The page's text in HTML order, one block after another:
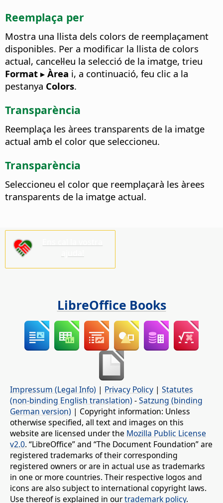
Reemplaça per
Mostra una llista dels colors de reemplaçament
disponibles. Per a modificar la llista de colors
actual, cancel·leu la selecció de la imatge, trieu
Format ▸ Àrea i, a continuació, feu clic a la
pestanya Colors.
Transparència
Reemplaça les àrees transparents de la imatge
actual amb el color que seleccioneu.
Transparència
Seleccioneu el color que reemplaçarà les àrees
transparents de la imatge actual.
LibreOffice Books
Impressum (Legal Info) | Privacy Policy | Statutes
(non-binding English translation) -Satzung (binding
German version) | Copyright information: Unless
otherwise specified, all text and images on this
website are licensed under the Mozilla Public License
v2.0. “LibreOffice” and “The Document Foundation” are
registered trademarks of their corresponding
registered owners or are in actual use as trademarks
in one or more countries. Their respective logos and
icons are also subject to international copyright laws.
Use thereof is explained in ourtrademark policy.